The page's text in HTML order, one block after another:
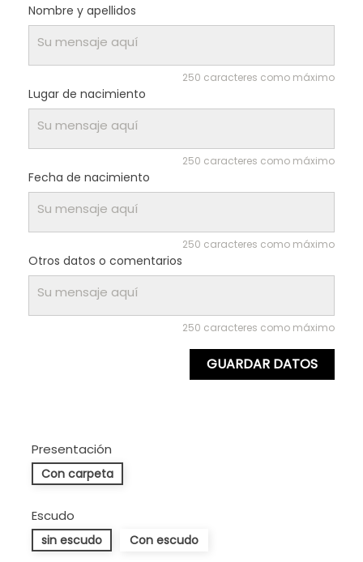
Nombre y apellidos
250 caracteres como máximo
Lugar de nacimiento
250 caracteres como máximo
Fecha de nacimiento
250 caracteres como máximo
Otros datos o comentarios
250 caracteres como máximo
GUARDAR DATOS
Presentación
Con carpeta
Escudo
sin escudo Con escudo